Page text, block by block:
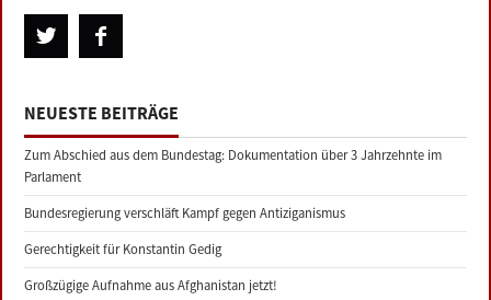
NEUESTE BEITRÄGE
Zum Abschied aus dem Bundestag: Dokumentation über 3 Jahrzehnte im
Parlament
Bundesregierung verschläft Kampf gegen Antiziganismus
Gerechtigkeit für Konstantin Gedig
Großzügige Aufnahme aus Afghanistan jetzt!